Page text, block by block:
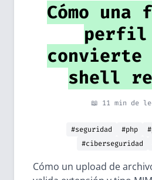
Cómo una
perfil
convierte
shell
📖 11 min de
#seguridad #php
#ciberseguridad
Cómo un upload de